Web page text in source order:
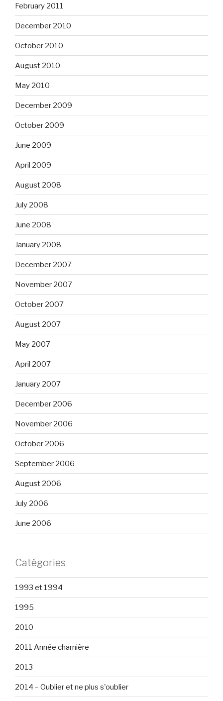
February 2011
December 2010
October 2010
August 2010
May 2010
December 2009
October 2009
June 2009
April 2009
August 2008
July 2008
June 2008
January 2008
December 2007
November 2007
October 2007
August 2007
May 2007
April 2007
January 2007
December 2006
November 2006
October 2006
September 2006
August 2006
July 2006
June 2006
Catégories
1993 et 1994
1995
2010
2011 Année charnière
2013
2014 – Oublier et ne plus s'oublier